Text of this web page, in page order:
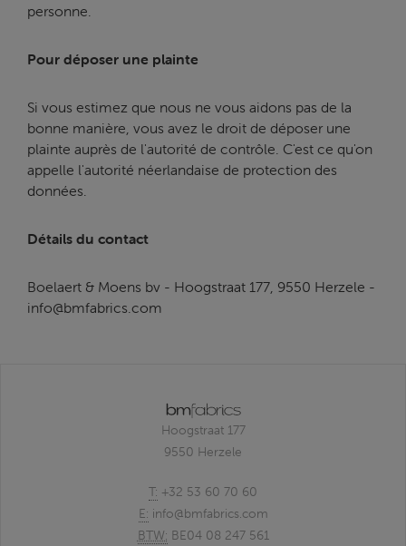
personne.
Pour déposer une plainte
Si vous estimez que nous ne vous aidons pas de la
bonne manière, vous avez le droit de déposer une
plainte auprès de l'autorité de contrôle. C'est ce qu'on
appelle l'autorité néerlandaise de protection des
données.
Détails du contact
Boelaert & Moens bv - Hoogstraat 177, 9550 Herzele -
info@bmfabrics.com
Hoogstraat 177
9550 Herzele
T: +32 53 60 70 60
E: info@bmfabrics.com
BTW: BE04 08 247 561